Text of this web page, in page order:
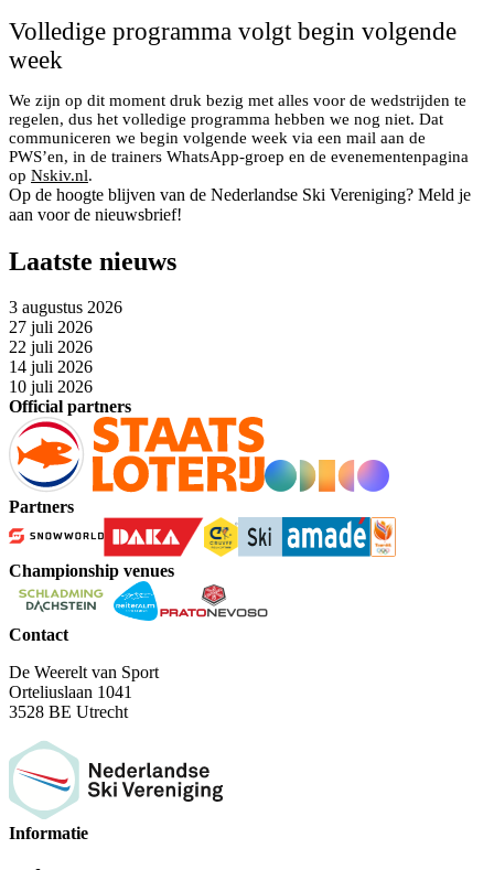
Volledige programma volgt begin volgende
week
We zijn op dit moment druk bezig met alles voor de wedstrijden te
regelen, dus het volledige programma hebben we nog niet. Dat
communiceren we begin volgende week via een mail aan de
PWS’en, in de trainers WhatsApp-groep en de evenementenpagina
op Nskiv.nl.
Op de hoogte blijven van de Nederlandse Ski Vereniging? Meld je
aan voor de nieuwsbrief!
Laatste nieuws
3 augustus 2026
27 juli 2026
22 juli 2026
14 juli 2026
10 juli 2026
Official partners
Partners
Championship venues
Contact
De Weerelt van Sport
Orteliuslaan 1041
3528 BE Utrecht
Informatie